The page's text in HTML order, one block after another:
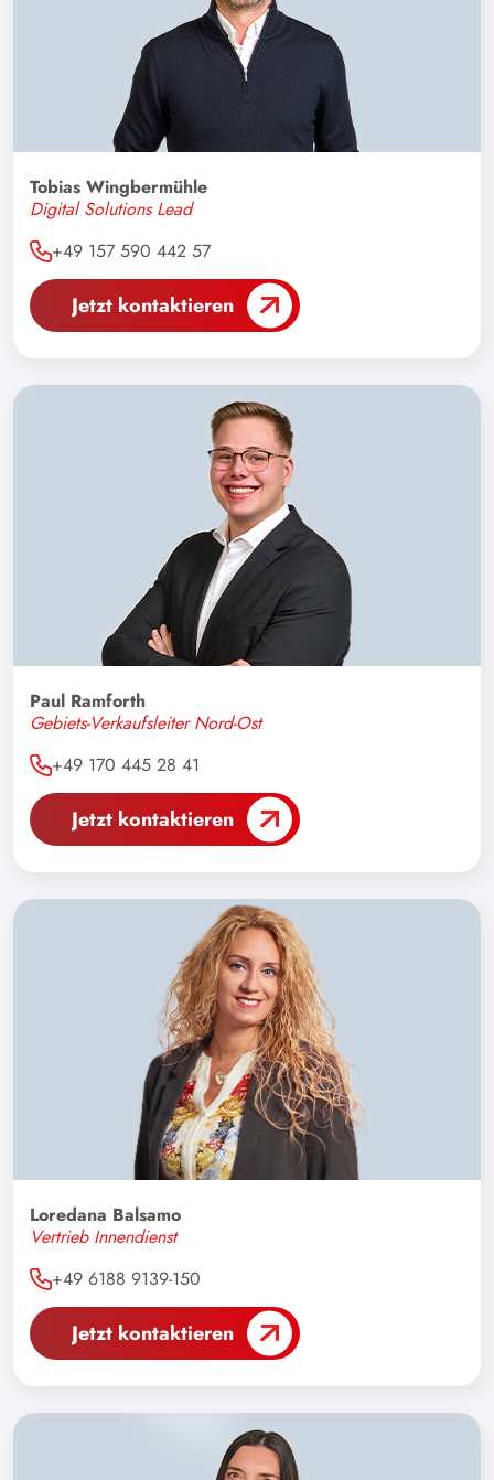
Tobias Wingbermühle
Digital Solutions Lead
+49 157 590 442 57
Jetzt kontaktieren
Paul Ramforth
Gebiets-Verkaufsleiter Nord-Ost
+49 170 445 28 41
Jetzt kontaktieren
Loredana Balsamo
Vertrieb Innendienst
+49 6188 9139-150
Jetzt kontaktieren